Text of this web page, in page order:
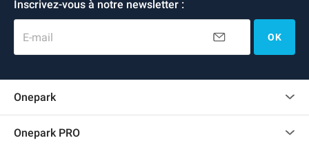
Inscrivez-vous à notre newsletter :
E-mail OK
Onepark
Recrutement
Onepark PRO